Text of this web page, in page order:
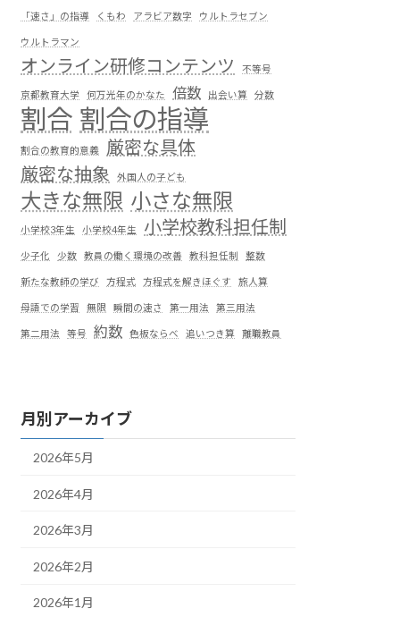
「速さ」の指導 くもわ アラビア数字 ウルトラセブン
ウルトラマン
オンライン研修コンテンツ 不等号
京都教育大学 何万光年のかなた 倍数 出会い算 分数
割合 割合の指導
割合の教育的意義
厳密な具体
厳密な抽象
外国人の子ども
大きな無限 小さな無限
小学校3年生 小学校4年生 小学校教科担任制
少子化 少数 教員の働く環境の改善 教科担任制 整数
新たな教師の学び 方程式 方程式を解きほぐす 旅人算
母語での学習 無限 瞬間の速さ 第一用法 第三用法
第二用法 等号 約数 色板ならべ 追いつき算 離職教員
月別アーカイブ
2026年5月
2026年4月
2026年3月
2026年2月
2026年1月